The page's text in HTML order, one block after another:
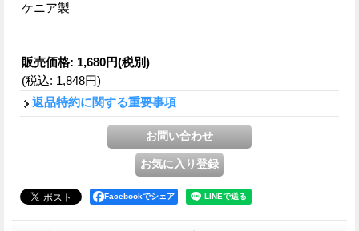
ケニア製
販売価格: 1,680円(税別)
(税込: 1,848円)
返品特約に関する重要事項
Facebookでシェア